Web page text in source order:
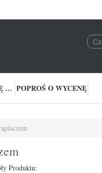
SKONTAKTUJ SIĘ Z NAMI POPROŚ O WYCENĘ
Produktu: